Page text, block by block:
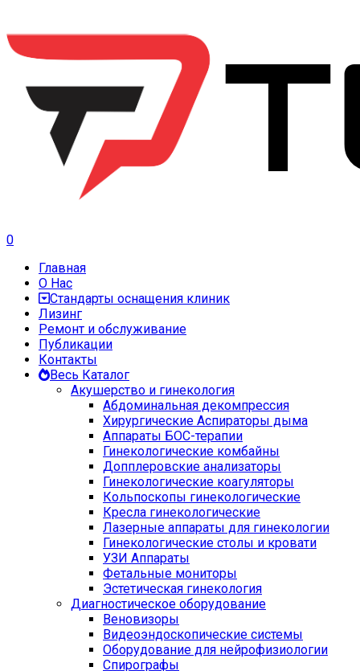
0
Главная
О Нас
Стандарты оснащения клиник
Лизинг
Ремонт и обслуживание
Публикации
Контакты
Весь Каталог
Акушерство и гинекология
Абдоминальная декомпрессия
Хирургические Аспираторы дыма
Аппараты БОС-терапии
Гинекологические комбайны
Допплеровские анализаторы
Гинекологические коагуляторы
Кольпоскопы гинекологические
Кресла гинекологические
Лазерные аппараты для гинекологии
Гинекологические столы и кровати
УЗИ Аппараты
Фетальные мониторы
Эстетическая гинекология
Диагностическое оборудование
Веновизоры
Видеоэндоскопические системы
Оборудование для нейрофизиологии
Спирографы